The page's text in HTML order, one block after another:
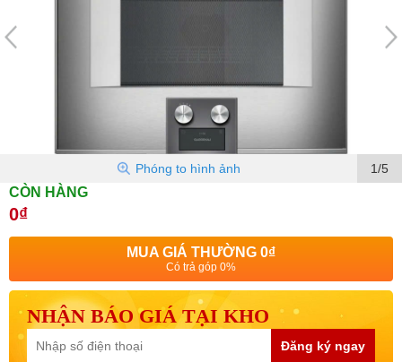
1/5
Phóng to hình ảnh
CÒN HÀNG
0₫
MUA GIÁ THƯỜNG 0₫
Có trả góp 0%
NHẬN BÁO GIÁ TẠI KHO
Đăng ký ngay